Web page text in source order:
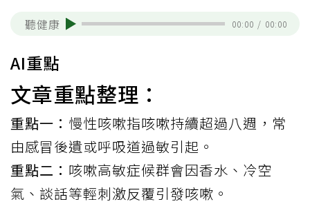
聽健康 00:00 / 00:00
AI重點
文章重點整理：
重點一： 慢性咳嗽指咳嗽持續超過八週，常
由感冒後遺或呼吸道過敏引起。
重點二： 咳嗽高敏症候群會因香水、冷空
氣、談話等輕刺激反覆引發咳嗽。